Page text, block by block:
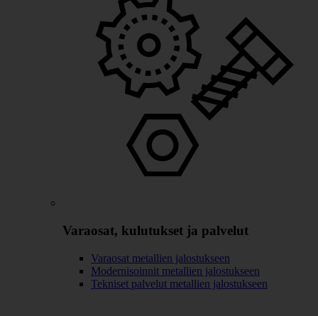
Varaosat, kulutukset ja palvelut
Varaosat metallien jalostukseen
Modernisoinnit metallien jalostukseen
Tekniset palvelut metallien jalostukseen